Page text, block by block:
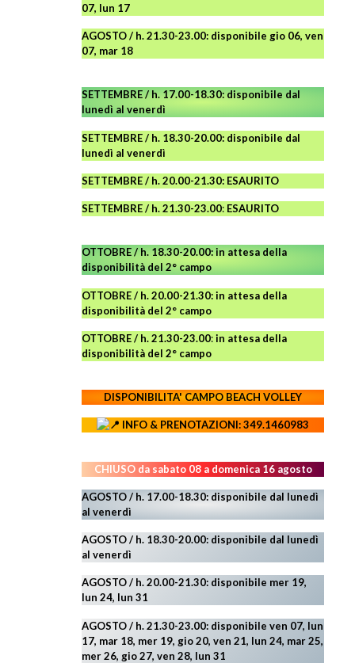
07, lun 17
AGOSTO/ h. 21.30-23.00: disponibile gio 06, ven
07, mar 18
SETTEMBRE / h. 17.00-18.30: disponibile dal
lunedì al venerdì
SETTEMBRE / h. 18.30-20.00: disponibile dal
lunedì al venerdì
SETTEMBRE / h. 20.00-21.30: ESAURITO
SETTEMBRE / h. 21.30-23.00: ESAURITO
OTTOBRE / h. 18.30-20.00:in attesa della
disponibilità del 2° campo
OTTOBRE / h. 20.00-21.30:in attesa della
disponibilità del 2° campo
OTTOBRE / h. 21.30-23.00:in attesa della
disponibilità del 2° campo
DISPONIBILITA' CAMPOBEACH VOLLEY
INFO & PRENOTAZIONI: 349.1460983
CHIUSO da sabato 08 a domenica 16 agosto
AGOSTO / h. 17.00-18.30: disponibile dal lunedì
al venerdì
AGOSTO/ h. 18.30-20.00: disponibile dal lunedì
al venerdì
AGOSTO / h. 20.00-21.30: disponibile mer 19,
lun 24, lun 31
AGOSTO/ h. 21.30-23.00: disponibile ven 07, lun
17, mar 18, mer 19, gio 20, ven 21, lun 24, mar 25,
mer 26, gio 27, ven 28, lun 31